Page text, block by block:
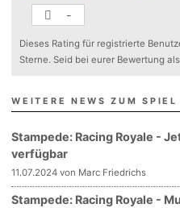
-
Dieses Rating für registrierte
Sterne. Seid bei eurer Bewertung
WEITERE NEWS ZUM SPIEL
Stampede: Racing Royale -
verfügbar
11.07.2024 von Marc Friedrichs
Stampede: Racing Royale -